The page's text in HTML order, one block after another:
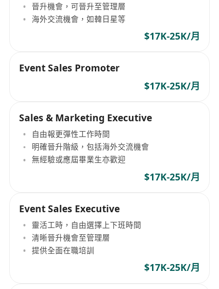
晉升機會，可晉升至管理層
海外交流機會，如韓日星等
$17K-25K/月
Event Sales Promoter
$17K-25K/月
Sales & Marketing Executive
自由報更彈性工作時間
明確晉升階級，包括海外交流機會
無經驗或應屆畢業生亦歡迎
$17K-25K/月
Event Sales Executive
靈活工時，自由選擇上下班時間
清晰晉升機會至管理層
提供全面在職培訓
$17K-25K/月